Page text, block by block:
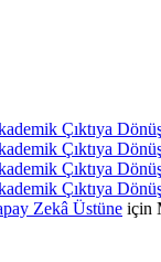
Çıktıya
Çıktıya
Çıktıya
Çıktıya
Zekâ Üstüne için